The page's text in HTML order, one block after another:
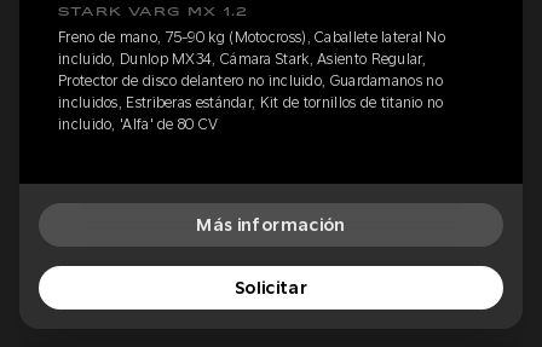
STARK VARG MX 1.2
Freno de mano, 75-90 kg (Motocross), Caballete lateral No
incluido, Dunlop MX34, Cámara Stark, Asiento Regular,
Protector de disco delantero no incluido, Guardamanos no
incluidos, Estriberas estándar, Kit de tornillos de titanio no
incluido, 'Alfa' de 80 CV
Más información
Solicitar